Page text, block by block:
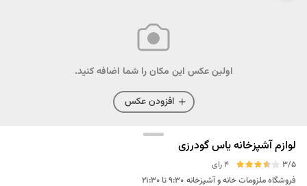
اولین عکس این مکان را شما اضافه کنید.
افزودن عکس
لوازم آشپزخانه یاس گودرزی
3/5
4 رای
فروشگاه ملزومات خانه و آشپزخانه ۹:۳۰ تا ۲۱:۳۰